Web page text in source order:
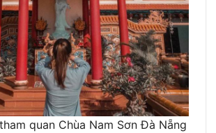
quan Chùa Nam Sơn Đà Nẵng